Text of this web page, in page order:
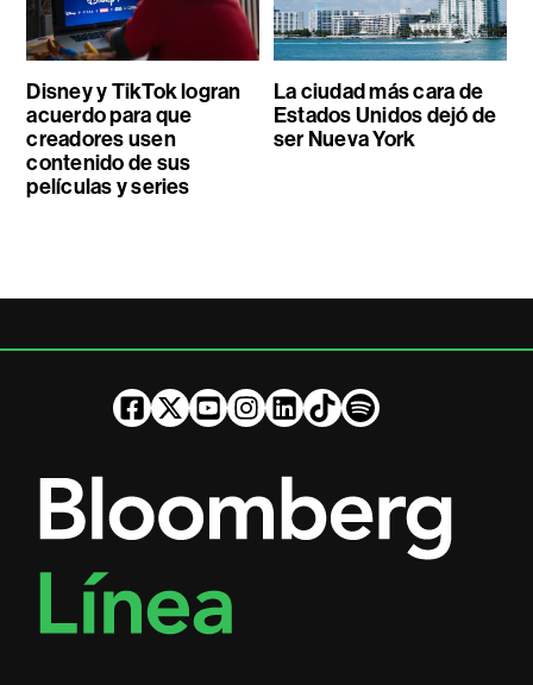
Disney y TikTok logran
acuerdo para que
creadores usen
contenido de sus
películas y series
La ciudad más cara de
Estados Unidos dejó de
ser Nueva York